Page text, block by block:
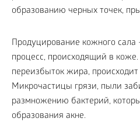
образованию черных точек,
Продуцирование кожного сала
процесс, происходящий в
переизбыток жира, происходит
Микрочастицы грязи, пыли
размножению бактерий,
образования акне.